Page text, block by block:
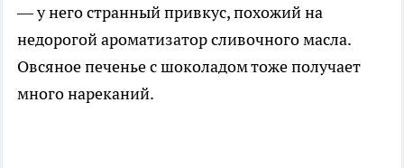
— у него странный привкус, похожий на
недорогой ароматизатор сливочного масла.
Овсяное печенье с шоколадом тоже получает
много нареканий.